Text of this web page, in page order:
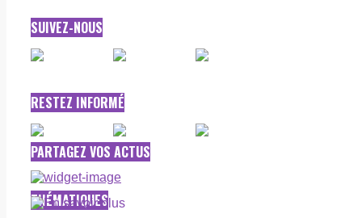
SUIVEZ-NOUS
RESTEZ INFORMÉ
PARTAGEZ VOS ACTUS
THÉMATIQUES